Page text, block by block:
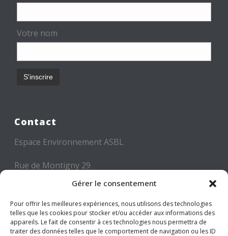
Gérer le consentement
Pour offrir les meilleures expériences, nous utilisons des technologies
telles que les cookies pour stocker et/ou accéder aux informations des
appareils. Le fait de consentir à ces technologies nous permettra de
traiter des données telles que le comportement de navigation ou les ID
Votre nom
Contact
Espace Environnement ASBL
Rue de Montigny 29
6000 CHARLEROI
Tél: +32 71 300 300
Mail: info@espace-environnement.be